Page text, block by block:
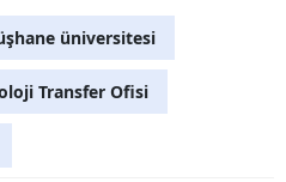
üniversitesi
Transfer Ofisi